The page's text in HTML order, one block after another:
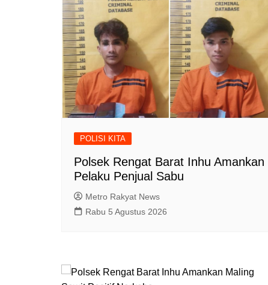
Sosial & Budaya
POLISI KITA
Polsek Rengat Barat Inhu Amankan
Pelaku Penjual Sabu
Metro Rakyat News
Rabu 5 Agustus 2026